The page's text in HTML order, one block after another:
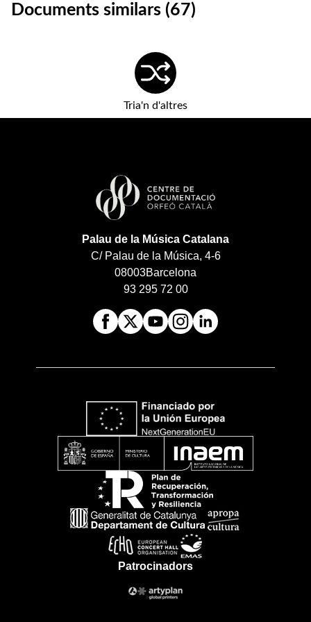
Documents similars (67)
Tria'n d'altres
Palau de la Música Catalana
C/ Palau de la Música, 4-6
08003Barcelona
93 295 72 00
Patrocinadors